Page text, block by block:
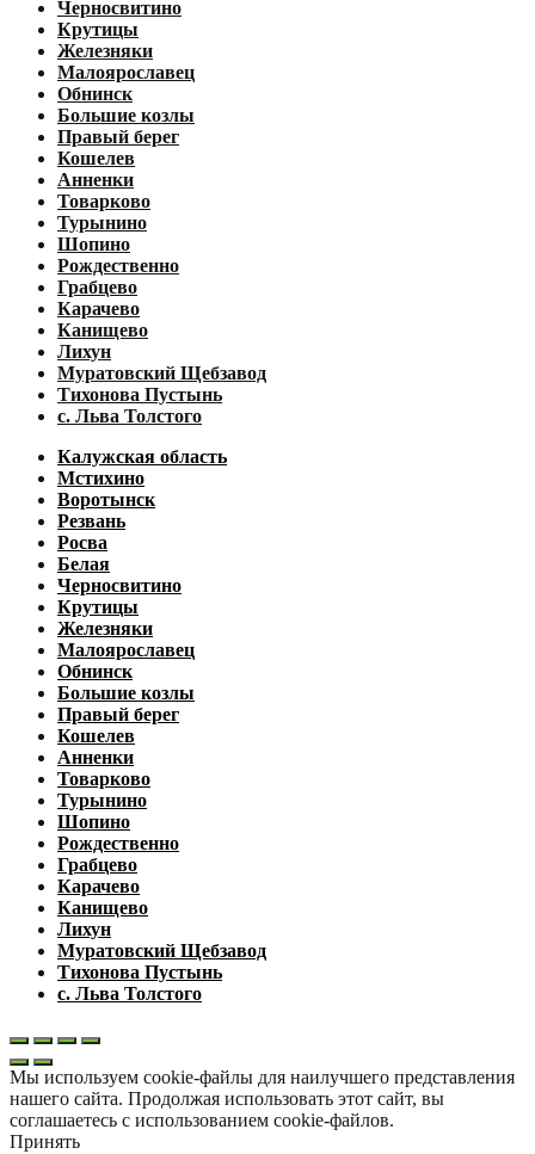
Черносвитино
Крутицы
Железняки
Малоярославец
Обнинск
Большие козлы
Правый берег
Кошелев
Анненки
Товарково
Турынино
Шопино
Рождественно
Грабцево
Карачево
Канищево
Лихун
Муратовский Щебзавод
Тихонова Пустынь
с. Льва Толстого
Калужская область
Мстихино
Воротынск
Резвань
Росва
Белая
Черносвитино
Крутицы
Железняки
Малоярославец
Обнинск
Большие козлы
Правый берег
Кошелев
Анненки
Товарково
Турынино
Шопино
Рождественно
Грабцево
Карачево
Канищево
Лихун
Муратовский Щебзавод
Тихонова Пустынь
с. Льва Толстого
Мы используем cookie-файлы для наилучшего представления
нашего сайта. Продолжая использовать этот сайт, вы
соглашаетесь с использованием cookie-файлов.
Принять